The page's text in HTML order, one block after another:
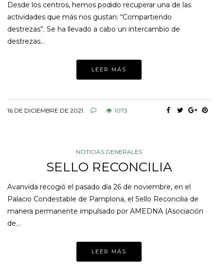
Desde los centros, hemos podido recuperar una de las
actividades que más nos gustan: “Compartiendo
destrezas”. Se ha llevado a cabo un intercambio de
destrezas…
LEER MÁS
16 DE DICIEMBRE DE 2021 1073
NOTICIAS GENERALES
SELLO RECONCILIA
Avanvida recogió el pasado día 26 de noviembre, en el
Palacio Condestable de Pamplona, el Sello Reconcilia de
manera permanente impulsado por AMEDNA (Asociación
de…
LEER MÁS